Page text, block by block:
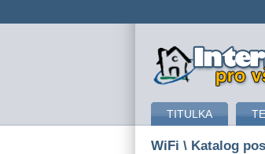
připojení k
TITULKA
WiFi \ Katalog